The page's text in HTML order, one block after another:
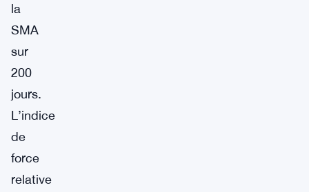
la
SMA
sur
200
jours.
L’indice
de
force
relative